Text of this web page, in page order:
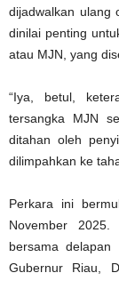
dijadwalkan ulang
dinilai penting
atau MJN, yang
“Iya, betul,
tersangka MJN
ditahan oleh
dilimpahkan ke
Perkara ini
November
bersama
Gubernur Riau,